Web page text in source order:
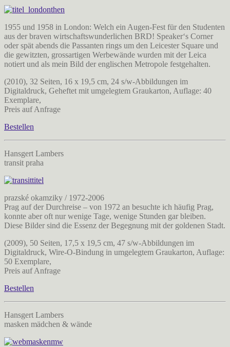
1955 und 1958 in London: Welch ein Augen-Fest für den Studenten
aus der braven wirtschaftswunderlichen BRD! Speaker‘s Corner
oder spät abends die Passanten rings um den Leicester Square und
die gewitzten, grossartigen Werbewände wurden mit der Leica
notiert und als mein Bild der englischen Metropole festgehalten.
(2010), 32 Seiten, 16 x 19,5 cm, 24 s/w-Abbildungen im
Digitaldruck, Geheftet mit umgelegtem Graukarton, Auflage: 40
Exemplare,
Preis auf Anfrage
Bestellen
Hansgert Lambers
transit praha
prazské okamziky / 1972-2006
Prag auf der Durchreise – von 1972 an besuchte ich häufig Prag,
konnte aber oft nur wenige Tage, wenige Stunden gar bleiben.
Diese Bilder sind die Essenz der Begegnung mit der goldenen Stadt.
(2009), 50 Seiten, 17,5 x 19,5 cm, 47 s/w-Abbildungen im
Digitaldruck, Wire-O-Bindung in umgelegtem Graukarton, Auflage:
50 Exemplare,
Preis auf Anfrage
Bestellen
Hansgert Lambers
masken mädchen & wände